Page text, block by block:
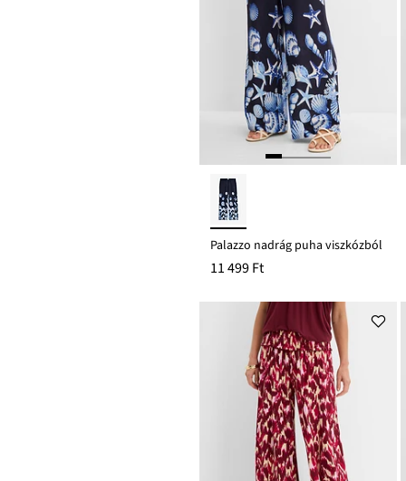
Palazzo nadrág puha viszkózból
11 499 Ft